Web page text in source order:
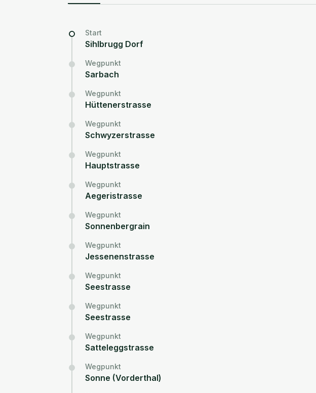
Start
Sihlbrugg Dorf
Wegpunkt
Sarbach
Wegpunkt
Hüttenerstrasse
Wegpunkt
Schwyzerstrasse
Wegpunkt
Hauptstrasse
Wegpunkt
Aegeristrasse
Wegpunkt
Sonnenbergrain
Wegpunkt
Jessenenstrasse
Wegpunkt
Seestrasse
Wegpunkt
Seestrasse
Wegpunkt
Satteleggstrasse
Wegpunkt
Sonne (Vorderthal)